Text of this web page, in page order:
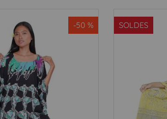
-50 % SOLDES